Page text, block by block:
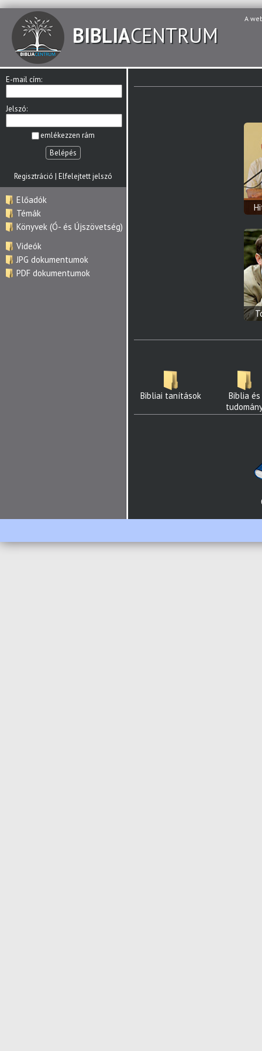
BIBLIACENTRUM
A
E-mail cím:
Jelszó:
emlékezzen rám
Belépés
Regisztráció | Elfelejtett jelszó
Előadók
Témák
Könyvek (Ó- és Újszövetség)
Videók
JPG dokumentumok
PDF dokumentumok
Bibliai tanítások
Biblia és